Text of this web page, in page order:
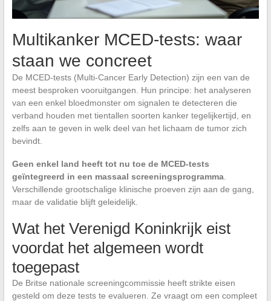
Multikanker MCED-tests: waar
staan we concreet
De MCED-tests (Multi-Cancer Early Detection) zijn een van de
meest besproken vooruitgangen. Hun principe: het analyseren
van een enkel bloedmonster om signalen te detecteren die
verband houden met tientallen soorten kanker tegelijkertijd, en
zelfs aan te geven in welk deel van het lichaam de tumor zich
bevindt.
Geen enkel land heeft tot nu toe de MCED-tests
geïntegreerd in een massaal screeningsprogramma.
Verschillende grootschalige klinische proeven zijn aan de gang,
maar de validatie blijft geleidelijk.
Wat het Verenigd Koninkrijk eist
voordat het algemeen wordt
toegepast
De Britse nationale screeningcommissie heeft strikte eisen
gesteld om deze tests te evalueren. Ze vraagt om een compleet